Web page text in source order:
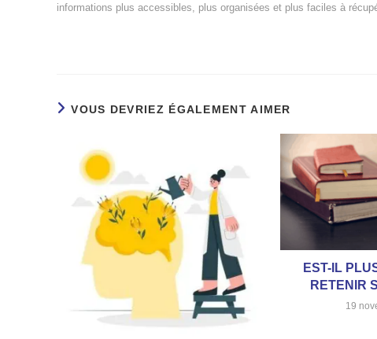
informations plus accessibles, plus organisées et plus faciles à
VOUS DEVRIEZ ÉGALEMENT AIMER
EST-IL
RETENIR
19